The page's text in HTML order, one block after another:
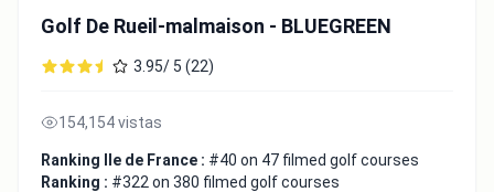
Golf De Rueil-malmaison - BLUEGREEN
3.95/ 5 (22)
154,154 vistas
Ranking Ile de France : #40 on 47 filmed golf courses
Ranking : #322 on 380 filmed golf courses